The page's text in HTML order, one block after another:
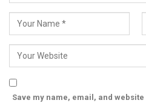
Save my name, email, and